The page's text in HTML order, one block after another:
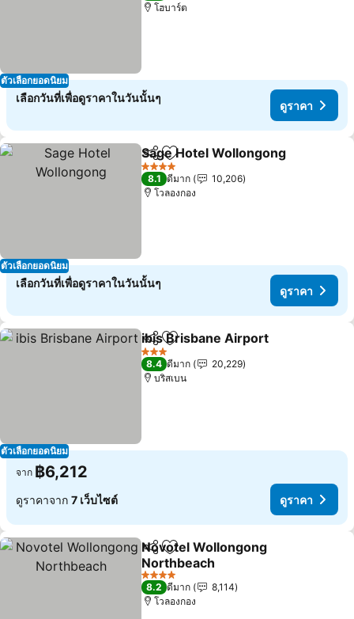
ตัวเลือกยอดนิยม
โฮบาร์ต
เลือกวันที่เพื่อดูราคาในวันนั้นๆ
ดูราคา
ตัวเลือกยอดนิยม
แชร์ เพิ่มในรายการโปรด
Sage Hotel Wollongong
4 ดาว
8.1 ดีมาก
10,206
โวลองกอง
เลือกวันที่เพื่อดูราคาในวันนั้นๆ
ดูราคา
ตัวเลือกยอดนิยม
แชร์ เพิ่มในรายการโปรด
ibis Brisbane Airport
3 ดาว
8.4 ดีมาก
20,229
บริสเบน
จาก ฿6,212
ดูราคาจาก 7 เว็บไซต์ ดูราคา
แชร์ เพิ่มในรายการโปรด
Novotel Wollongong
Northbeach
ดูราคา
4 ดาว
8.2 ดีมาก
8,114
โวลองกอง